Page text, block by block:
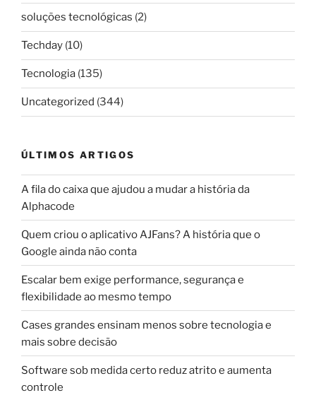
soluções tecnológicas (2)
Techday (10)
Tecnologia (135)
Uncategorized (344)
ÚLTIMOS ARTIGOS
A fila do caixa que ajudou a mudar a história da
Alphacode
Quem criou o aplicativo AJFans? A história que o
Google ainda não conta
Escalar bem exige performance, segurança e
flexibilidade ao mesmo tempo
Cases grandes ensinam menos sobre tecnologia e
mais sobre decisão
Software sob medida certo reduz atrito e aumenta
controle